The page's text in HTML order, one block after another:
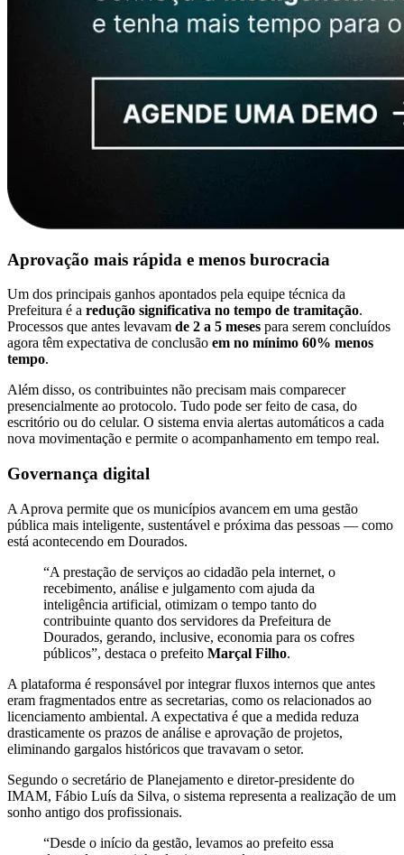
Aprovação mais rápida e menos burocracia
Um dos principais ganhos apontados pela equipe técnica da
Prefeitura é a redução significativa no tempo de tramitação.
Processos que antes levavam de 2 a 5 meses para serem concluídos
agora têm expectativa de conclusão em no mínimo 60% menos
tempo.
Além disso, os contribuintes não precisam mais comparecer
presencialmente ao protocolo. Tudo pode ser feito de casa, do
escritório ou do celular. O sistema envia alertas automáticos a cada
nova movimentação e permite o acompanhamento em tempo real.
Governança digital
A Aprova permite que os municípios avancem em uma gestão
pública mais inteligente, sustentável e próxima das pessoas — como
está acontecendo em Dourados.
“A prestação de serviços ao cidadão pela internet, o
recebimento, análise e julgamento com ajuda da
inteligência artificial, otimizam o tempo tanto do
contribuinte quanto dos servidores da Prefeitura de
Dourados, gerando, inclusive, economia para os cofres
públicos”, destaca o prefeito Marçal Filho.
A plataforma é responsável por integrar fluxos internos que antes
eram fragmentados entre as secretarias, como os relacionados ao
licenciamento ambiental. A expectativa é que a medida reduza
drasticamente os prazos de análise e aprovação de projetos,
eliminando gargalos históricos que travavam o setor.
Segundo o secretário de Planejamento e diretor-presidente do
IMAM, Fábio Luís da Silva, o sistema representa a realização de um
sonho antigo dos profissionais.
“Desde o início da gestão, levamos ao prefeito essa